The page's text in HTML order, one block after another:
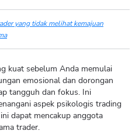
yang tidak melihat kemajuan
kuat sebelum Anda memulai
emosional dan dorongan
tangguh dan fokus. Ini
aspek psikologis trading
dapat mencakup anggota
trader.